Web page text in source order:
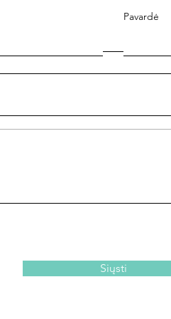
suvaldyti neramias mintis
Pavardė
Siųsti